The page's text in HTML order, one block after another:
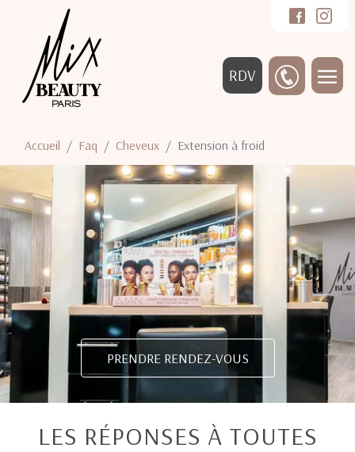
RDV
Accueil Faq Cheveux Extension à froid
PRENDRE RENDEZ-VOUS
LES RÉPONSES À TOUTES